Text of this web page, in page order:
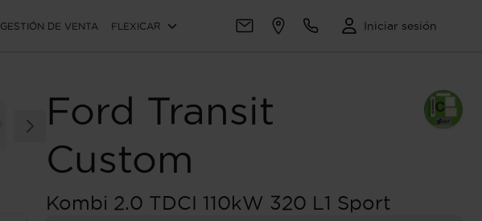
GESTIÓN DE VENTA FLEXICAR Iniciar sesión
Ford Transit
Custom
Kombi 2.0 TDCI 110kW 320 L1 Sport